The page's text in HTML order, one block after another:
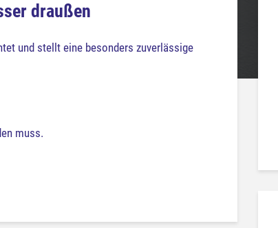
draußen
und stellt eine besonders zuverlässige
muss.